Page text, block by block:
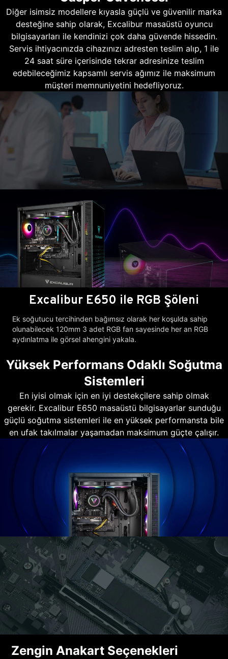
Diğer isimsiz modellere kıyasla güçlü ve güvenilir marka
desteğine sahip olarak, Excalibur masaüstü oyuncu
bilgisayarları ile kendinizi çok daha güvende hissedin.
Servis ihtiyacınızda cihazınızı adresten teslim alıp, 1 ile
24 saat süre içerisinde tekrar adresinize teslim
edebileceğimiz kapsamlı servis ağımız ile maksimum
müşteri memnuniyetini hedefliyoruz.
Excalibur E650 ile RGB Şöleni
Ek soğutucu tercihinden bağımsız olarak her koşulda sahip
olunabilecek 120mm 3 adet RGB fan sayesinde her an RGB
aydınlatma ile görsel ahengini yakala.
Yüksek Performans Odaklı Soğutma
Sistemleri
En iyisi olmak için en iyi destekçilere sahip olmak
gerekir. Excalibur E650 masaüstü bilgisayarlar sunduğu
güçlü soğutma sistemleri ile en yüksek performansta bile
en ufak takılmalar yaşamadan maksimum güçte çalışır.
Zengin Anakart Seçenekleri